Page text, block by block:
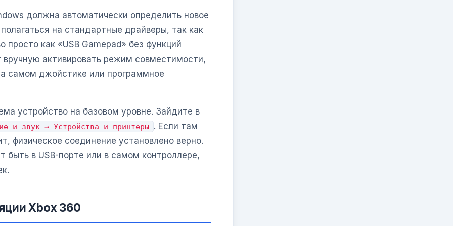
должна автоматически определить новое
на стандартные драйверы, так как
просто как «USB Gamepad» без функций
активировать режим совместимости,
самом джойстике или программное
устройство на базовом уровне. Зайдите в
и звук → Устройства и принтеры . Если там
физическое соединение установлено верно.
быть в USB-порте или в самом контроллере,
Xbox 360